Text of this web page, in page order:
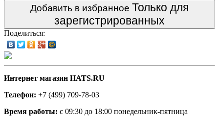
Добавить в избранное Только для
зарегистрированных
Поделиться:
Интернет магазин HATS.RU
Телефон: +7 (499) 709-78-03
Время работы: с 09:30 до 18:00 понедельник-пятница